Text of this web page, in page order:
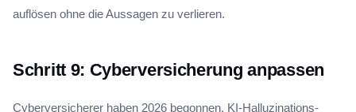
auflösen ohne die Aussagen zu verlieren.
Schritt 9: Cyberversicherung anpassen
Cyberversicherer haben 2026 begonnen, KI-Halluzinations-